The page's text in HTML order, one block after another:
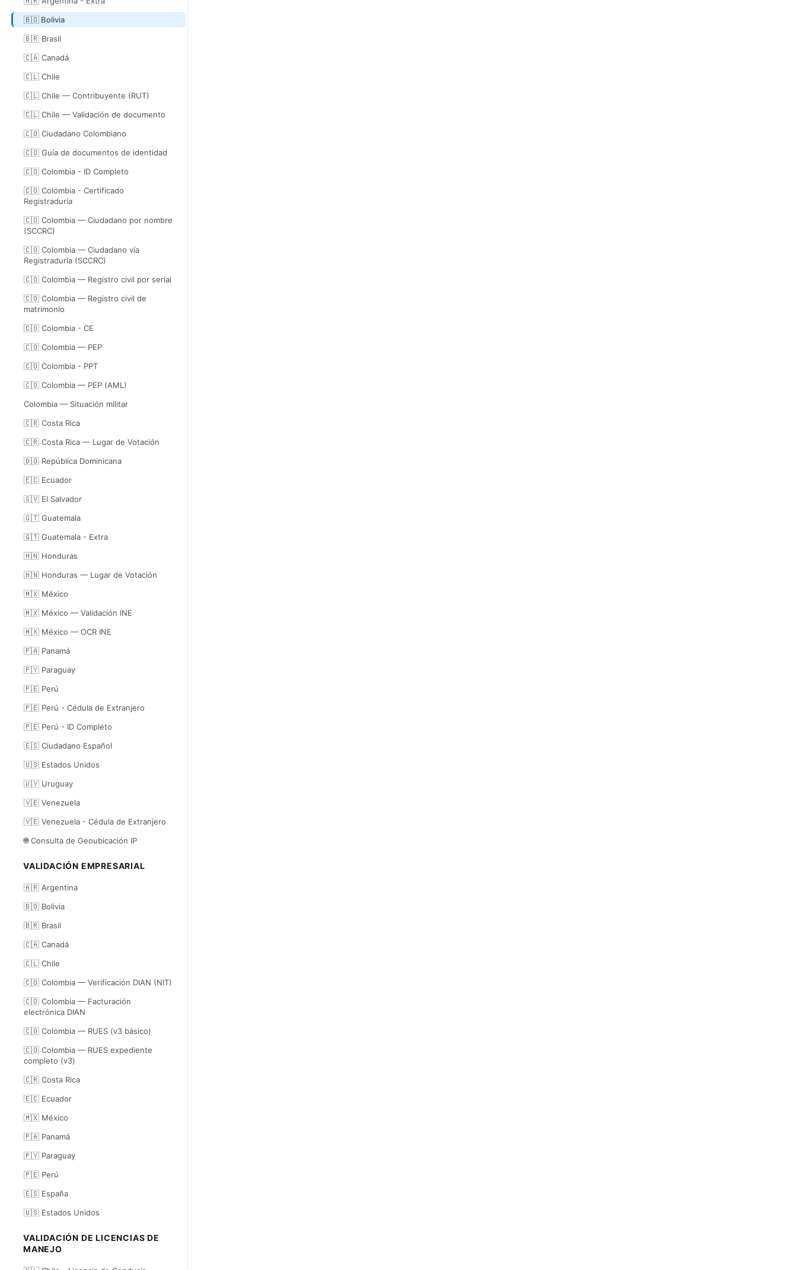
🇧🇴 Bolivia
🇧🇷 Brasil
🇨🇦 Canadá
🇨🇱 Chile
🇨🇱 Chile — Contribuyente (RUT)
🇨🇱 Chile — Validación de documento
🇨🇴 Ciudadano Colombiano
🇨🇴 Guía de documentos de identidad
🇨🇴 Colombia - ID Completo
🇨🇴 Colombia - Certificado
Registraduría
🇨🇴 Colombia — Ciudadano por nombre
(SCCRC)
🇨🇴 Colombia — Ciudadano vía
Registraduría (SCCRC)
🇨🇴 Colombia — Registro civil por serial
🇨🇴 Colombia — Registro civil de
matrimonio
🇨🇴 Colombia - CE
🇨🇴 Colombia — PEP
🇨🇴 Colombia - PPT
🇨🇴 Colombia — PEP (AML)
Colombia — Situación militar
🇨🇷 Costa Rica
🇨🇷 Costa Rica — Lugar de Votación
🇩🇴 República Dominicana
🇪🇨 Ecuador
🇸🇻 El Salvador
🇬🇹 Guatemala
🇬🇹 Guatemala - Extra
🇭🇳 Honduras
🇭🇳 Honduras — Lugar de Votación
🇲🇽 México
🇲🇽 México — Validación INE
🇲🇽 México — OCR INE
🇵🇦 Panamá
🇵🇾 Paraguay
🇵🇪 Perú
🇵🇪 Perú - Cédula de Extranjero
🇵🇪 Perú - ID Completo
🇪🇸 Ciudadano Español
🇺🇸 Estados Unidos
🇺🇾 Uruguay
🇻🇪 Venezuela
🇻🇪 Venezuela - Cédula de Extranjero
🌐 Consulta de Geoubicación IP
VALIDACIÓN EMPRESARIAL
🇦🇷 Argentina
🇧🇴 Bolivia
🇧🇷 Brasil
🇨🇦 Canadá
🇨🇱 Chile
🇨🇴 Colombia — Verificación DIAN (NIT)
🇨🇴 Colombia — Facturación
electrónica DIAN
🇨🇴 Colombia — RUES (v3 básico)
🇨🇴 Colombia — RUES expediente
completo (v3)
🇨🇷 Costa Rica
🇪🇨 Ecuador
🇲🇽 México
🇵🇦 Panamá
🇵🇾 Paraguay
🇵🇪 Perú
🇪🇸 España
🇺🇸 Estados Unidos
VALIDACIÓN DE LICENCIAS DE
MANEJO